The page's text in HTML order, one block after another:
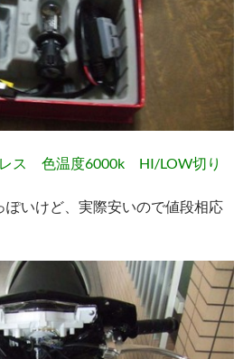
ス 色温度6000k HI/LOW切り
いけど、実際安いので値段相応